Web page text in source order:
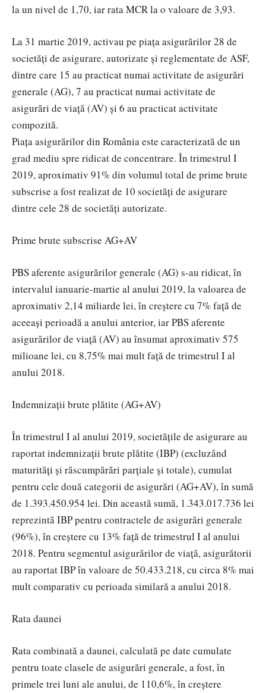
la un nivel de 1,70, iar rata MCR la o valoare de 3,93.
La 31 martie 2019, activau pe piața asigurărilor 28 de
societăți de asigurare, autorizate și reglementate de ASF,
dintre care 15 au practicat numai activitate de asigurări
generale (AG), 7 au practicat numai activitate de
asigurări de viață (AV) și 6 au practicat activitate
compozită.
Piața asigurărilor din România este caracterizată de un
grad mediu spre ridicat de concentrare. În trimestrul I
2019, aproximativ 91% din volumul total de prime brute
subscrise a fost realizat de 10 societăți de asigurare
dintre cele 28 de societăți autorizate.
Prime brute subscrise AG+AV
PBS aferente asigurărilor generale (AG) s-au ridicat, în
intervalul ianuarie-martie al anului 2019, la valoarea de
aproximativ 2,14 miliarde lei, în creștere cu 7% față de
aceeași perioadă a anului anterior, iar PBS aferente
asigurărilor de viață (AV) au însumat aproximativ 575
milioane lei, cu 8,75% mai mult față de trimestrul I al
anului 2018.
Indemnizații brute plătite (AG+AV)
În trimestrul I al anului 2019, societățile de asigurare au
raportat indemnizații brute plătite (IBP) (excluzând
maturități și răscumpărări parțiale și totale), cumulat
pentru cele două categorii de asigurări (AG+AV), în sumă
de 1.393.450.954 lei. Din această sumă, 1.343.017.736 lei
reprezintă IBP pentru contractele de asigurări generale
(96%), în creștere cu 13% față de trimestrul I al anului
2018. Pentru segmentul asigurărilor de viață, asigurătorii
au raportat IBP în valoare de 50.433.218, cu circa 8% mai
mult comparativ cu perioada similară a anului 2018.
Rata daunei
Rata combinată a daunei, calculată pe date cumulate
pentru toate clasele de asigurări generale, a fost, în
primele trei luni ale anului, de 110,6%, în creștere